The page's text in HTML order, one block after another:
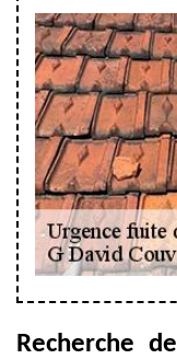
Recherche